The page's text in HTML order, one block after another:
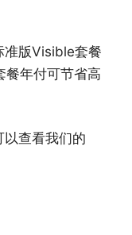
准版Visible套餐
年付可节省高
查看我们的